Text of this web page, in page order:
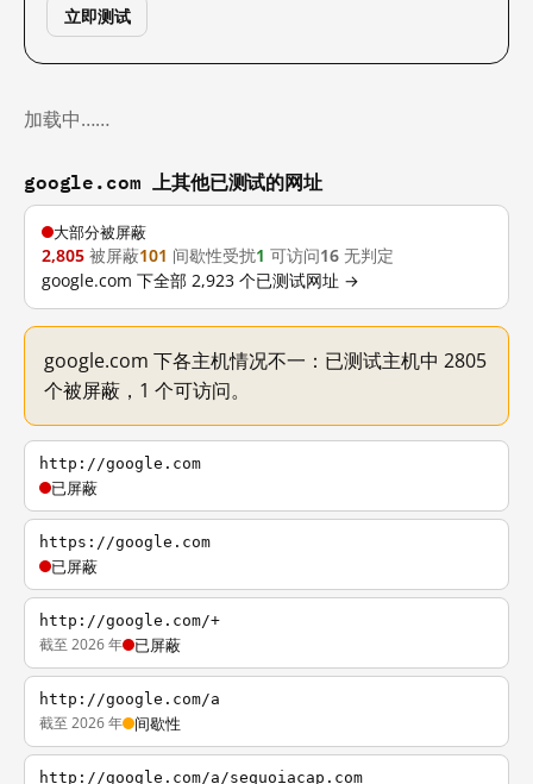
立即测试
加载中……
google.com 上其他已测试的网址
大部分被屏蔽
2,805 被屏蔽101 间歇性受扰1 可访问16 无判定
google.com 下全部 2,923 个已测试网址 →
google.com 下各主机情况不一：已测试主机中 2805
个被屏蔽，1 个可访问。
http://google.com
已屏蔽
https://google.com
已屏蔽
http://google.com/+
截至 2026 年 已屏蔽
http://google.com/a
截至 2026 年 间歇性
http://google.com/a/sequoiacap.com